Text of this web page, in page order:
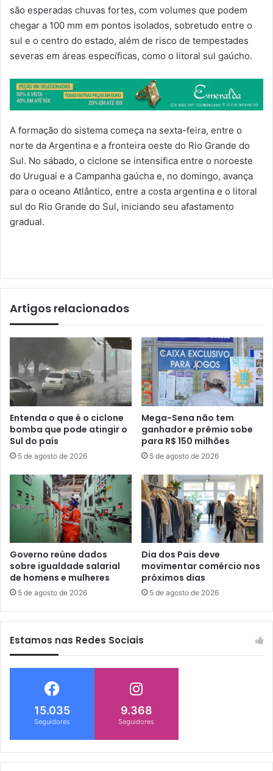
são esperadas chuvas fortes, com volumes que podem
chegar a 100 mm em pontos isolados, sobretudo entre o
sul e o centro do estado, além de risco de tempestades
severas em áreas específicas, como o litoral sul gaúcho.
A formação do sistema começa na sexta-feira, entre o
norte da Argentina e a fronteira oeste do Rio Grande do
Sul. No sábado, o ciclone se intensifica entre o noroeste
do Uruguai e a Campanha gaúcha e, no domingo, avança
para o oceano Atlântico, entre a costa argentina e o litoral
sul do Rio Grande do Sul, iniciando seu afastamento
gradual.
Artigos relacionados
Entenda o que é o ciclone
bomba que pode atingir o
Sul do país
5 de agosto de 2026
Mega-Sena não tem
ganhador e prêmio sobe
para R$ 150 milhões
5 de agosto de 2026
Governo reúne dados
sobre igualdade salarial
de homens e mulheres
5 de agosto de 2026
Dia dos Pais deve
movimentar comércio nos
próximos dias
5 de agosto de 2026
Estamos nas Redes Sociais
15.035
Seguidores
9.368
Seguidores